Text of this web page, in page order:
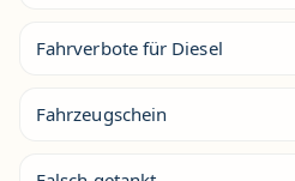
Fahrverbote für Diesel
Fahrzeugschein